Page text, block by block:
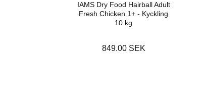
IAMS Dry Food Hairball Adult
Fresh Chicken 1+ - Kyckling
10 kg
849.00 SEK